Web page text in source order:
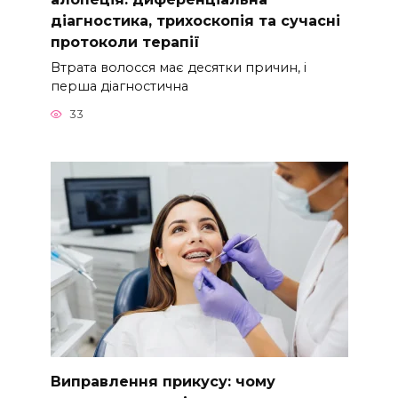
діагностика, трихоскопія та сучасні
протоколи терапії
Втрата волосся має десятки причин, і
перша діагностична
33
Виправлення прикусу: чому